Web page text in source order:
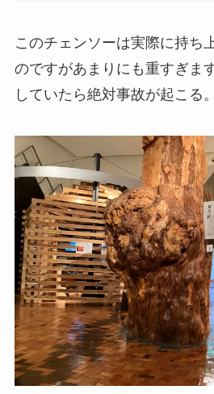
このチェンソーは実際に持ち
のですがあまりにも重すぎま
していたら絶対事故が起こる。